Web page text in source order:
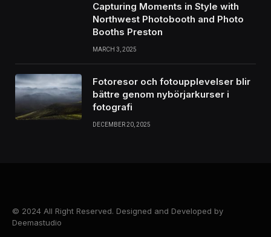
Capturing Moments in Style with
Northwest Photobooth and Photo
Booths Preston
MARCH 3, 2025
Fotoresor och fotoupplevelser blir
bättre genom nybörjarkurser i
fotografi
DECEMBER 20, 2025
© 2024 All Right Reserved. Designed and Developed by
Deemastudio